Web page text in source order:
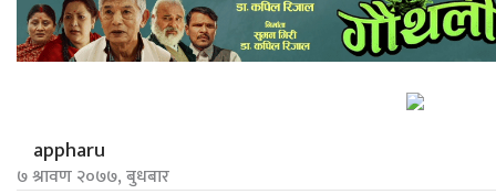
appharu
७ श्रावण २०७७, बुधबार